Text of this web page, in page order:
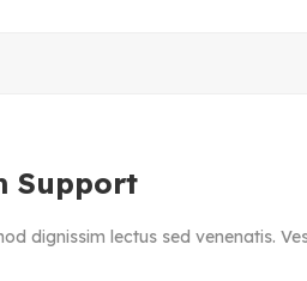
Support
dignissim lectus sed venenatis.